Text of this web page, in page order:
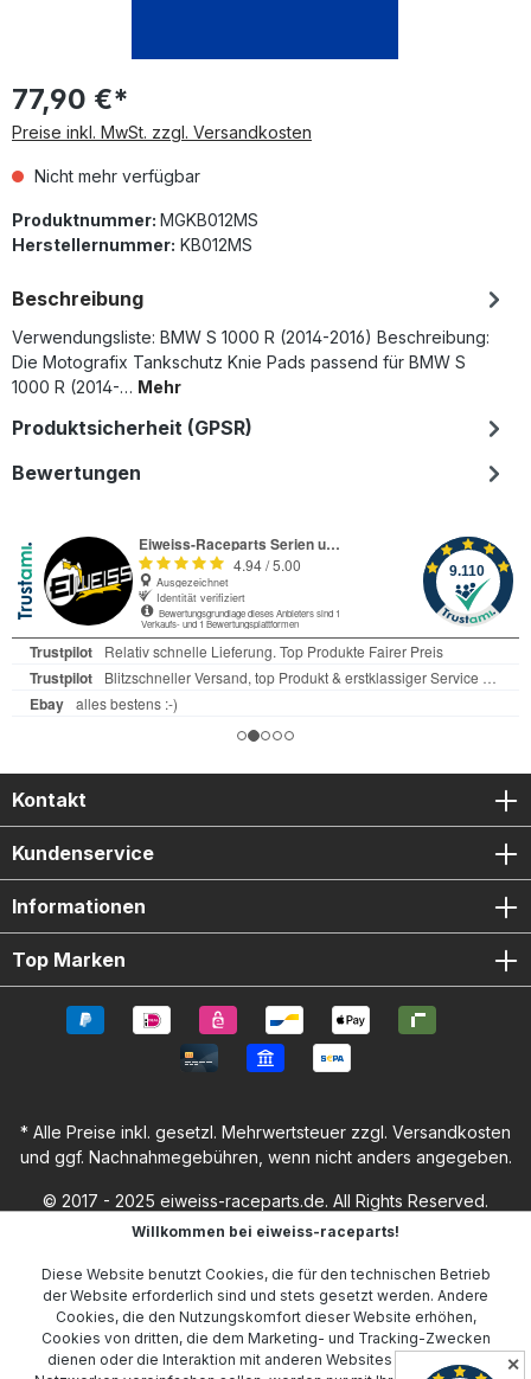
77,90 €*
Preise inkl. MwSt. zzgl. Versandkosten
Nicht mehr verfügbar
Produktnummer: MGKB012MS
Herstellernummer: KB012MS
Beschreibung
Verwendungsliste: BMW S 1000 R (2014-2016) Beschreibung:
Die Motografix Tankschutz Knie Pads passend für BMW S
1000 R (2014-… Mehr
Produktsicherheit (GPSR)
Bewertungen
Kontakt
Kundenservice
Informationen
Top Marken
* Alle Preise inkl. gesetzl. Mehrwertsteuer zzgl. Versandkosten
und ggf. Nachnahmegebühren, wenn nicht anders angegeben.
© 2017 - 2025 eiweiss-raceparts.de. All Rights Reserved.
Willkommen bei eiweiss-raceparts!
Diese Website benutzt Cookies, die für den technischen Betrieb
der Website erforderlich sind und stets gesetzt werden. Andere
Cookies, die den Nutzungskomfort dieser Website erhöhen,
Cookies von dritten, die dem Marketing- und Tracking-Zwecken
dienen oder die Interaktion mit anderen Websites und sozialen
✕